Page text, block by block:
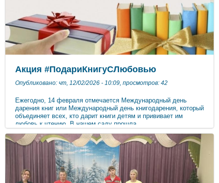
Акция #ПодариКнигуСЛюбовью
Опубликовано: чт, 12/02/2026 - 10:09, просмотров: 42
Ежегодно, 14 февраля отмечается Международный день
дарения книг или Международный день книгодарения, который
объединяет всех, кто дарит книги детям и прививает им
любовь к чтению. В нашем саду прошла
Акция #Подари_книгу_с_любовью! Дети с удовольствием
присоединились к этой важной акции и принесли свои
любимые книги, которые мы с помощью Благотворительного
фонда "Гуманитарный фронт Крыма" передадим детям
детского сада и школы на Херсонском направлении Давайте
вместе сделаем мир чуточку лучше — подарим книги с
любовью! #ДетскийСадСказка #подари_книгу_с_любовью ***